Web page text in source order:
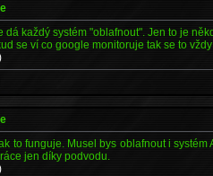
dá každý systém "oblafnout". Jen to je
se ví co google monitoruje tak se to
to funguje. Musel bys oblafnout i
jen díky podvodu.